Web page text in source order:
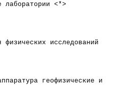
лаборатории <*>
исследований
геофизические и